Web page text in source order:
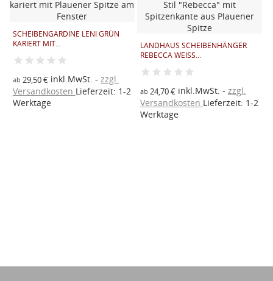
SCHEIBENGARDINE LENI GRÜN
KARIERT MIT...
ab 29,50 €inkl.MwSt.
zzgl.
Versandkosten Lieferzeit: 1-2
Werktage
LANDHAUS SCHEIBENHÄNGER
REBECCA WEISS...
ab 24,70 €inkl.MwSt.
zzgl.
Versandkosten Lieferzeit: 1-2
Werktage